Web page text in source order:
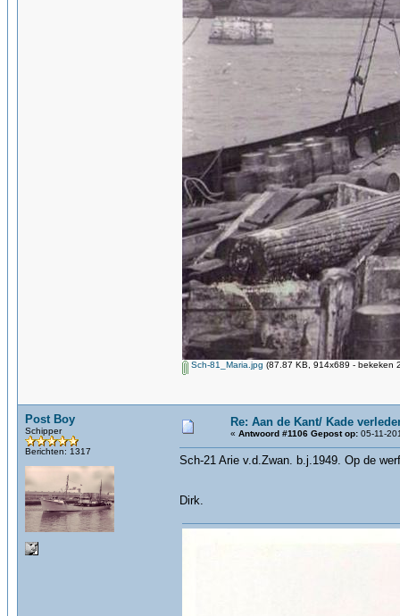
Sch-81_Maria.jpg (87.87 KB, 914x689 - bekeken
Post Boy
Schipper
Berichten: 1317
Re: Aan de Kant/ Kade
« Antwoord #1106 Gepost op: 05-11-
Sch-21 Arie v.d.Zwan. b.j.1949. Op de
Dirk.